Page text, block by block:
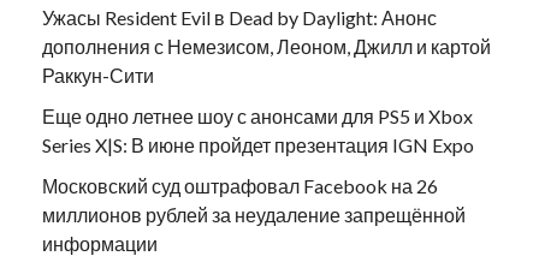
Ужасы Resident Evil в Dead by Daylight: Анонс
дополнения с Немезисом, Леоном, Джилл и картой
Раккун-Сити
Еще одно летнее шоу с анонсами для PS5 и Xbox
Series X|S: В июне пройдет презентация IGN Expo
Московский суд оштрафовал Facebook на 26
миллионов рублей за неудаление запрещённой
информации